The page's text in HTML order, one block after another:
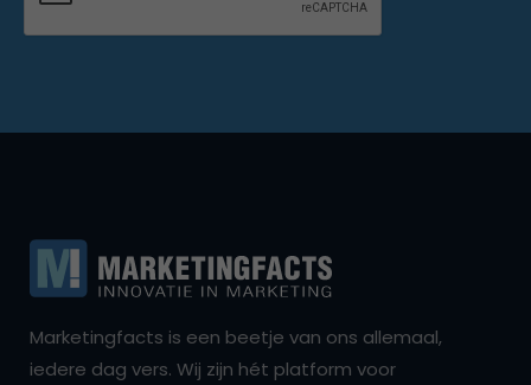
Marketingfacts is een beetje van ons allemaal,
iedere dag vers. Wij zijn hét platform voor